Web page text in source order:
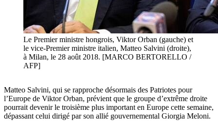
Le Premier ministre hongrois, Viktor Orban (gauche) et
le vice-Premier ministre italien, Matteo Salvini (droite),
à Milan, le 28 août 2018. [MARCO BERTORELLO /
AFP]
Matteo Salvini, qui se rapproche désormais des Patriotes pour
l’Europe de Viktor Orban, prévient que le groupe d’extrême droite
pourrait devenir le troisième plus important en Europe cette semaine,
dépassant celui dirigé par son allié gouvernemental Giorgia Meloni.